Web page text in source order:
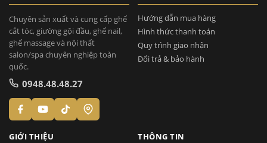
Chuyên sản xuất và cung cấp ghế
cắt tóc, giường gội đầu, ghế nail,
ghế massage và nội thất
salon/spa chuyên nghiệp toàn
quốc.
0948.48.48.27
GIỚI THIỆU
Hướng dẫn mua hàng
Hình thức thanh toán
Quy trình giao nhận
Đổi trả & bảo hành
THÔNG TIN